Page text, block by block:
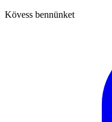
Kövess bennünket